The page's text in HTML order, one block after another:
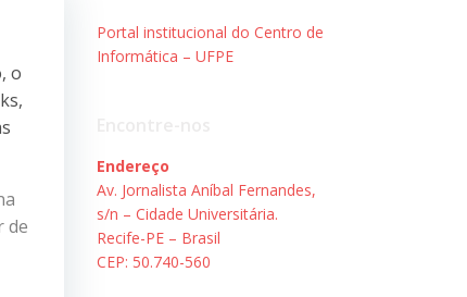
o
de
Portal institucional do Centro de
Informática – UFPE
Endereço
Av. Jornalista Aníbal Fernandes,
s/n – Cidade Universitária.
Recife-PE – Brasil
CEP: 50.740-560